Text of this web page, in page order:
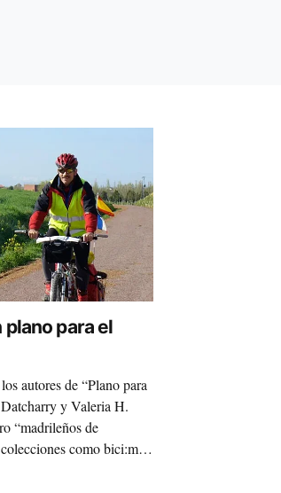
para el
autores de “Plano para
y Valeria H.
“madrileños de
como bici:map